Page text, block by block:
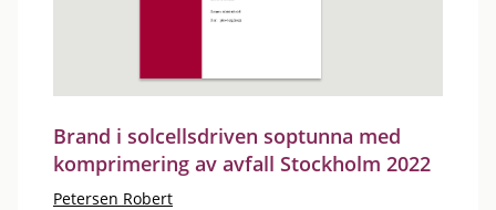
Brand i solcellsdriven soptunna med
komprimering av avfall Stockholm 2022
Petersen Robert